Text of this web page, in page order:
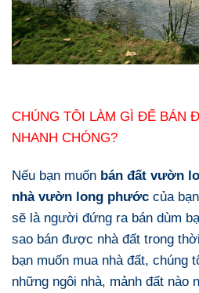
CHÚNG TÔI LÀM GÌ ĐỂ BÁN
NHANH CHÓNG?
Nếu bạn muốn bán đất vườn
nhà vườn long phước của
sẽ là người đứng ra bán dùm
sao bán được nhà đất trong
bạn muốn mua nhà đất, chúng
những ngôi nhà, mảnh đất nào